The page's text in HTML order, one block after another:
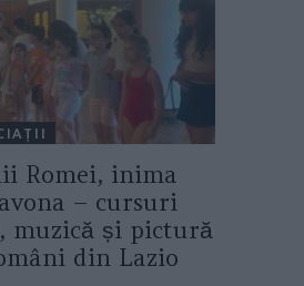
Romei, inima
– cursuri
muzică și pictură
din Lazio